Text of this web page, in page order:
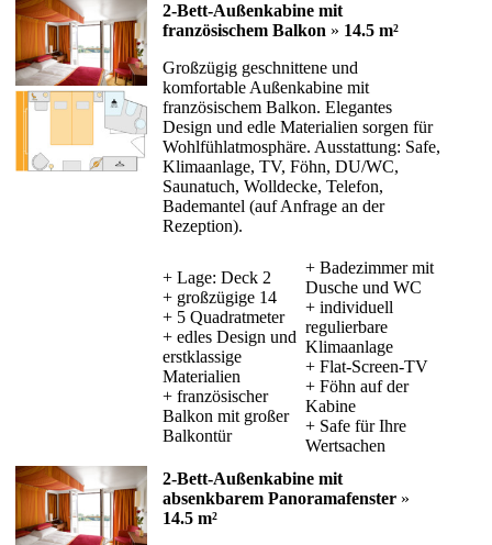
2-Bett-Außenkabine mit
französischem Balkon » 14.5 m²
Großzügig geschnittene und
komfortable Außenkabine mit
französischem Balkon. Elegantes
Design und edle Materialien sorgen für
Wohlfühlatmosphäre. Ausstattung: Safe,
Klimaanlage, TV, Föhn, DU/WC,
Saunatuch, Wolldecke, Telefon,
Bademantel (auf Anfrage an der
Rezeption).
+ Lage: Deck 2
+ großzügige 14
+ 5 Quadratmeter
+ edles Design und
erstklassige
Materialien
+ französischer
Balkon mit großer
Balkontür
+ Badezimmer mit
Dusche und WC
+ individuell
regulierbare
Klimaanlage
+ Flat-Screen-TV
+ Föhn auf der
Kabine
+ Safe für Ihre
Wertsachen
2-Bett-Außenkabine mit
absenkbarem Panoramafenster »
14.5 m²